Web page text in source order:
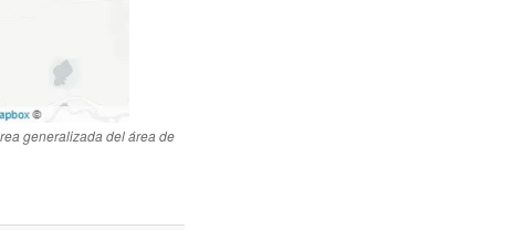
generalizada del área de